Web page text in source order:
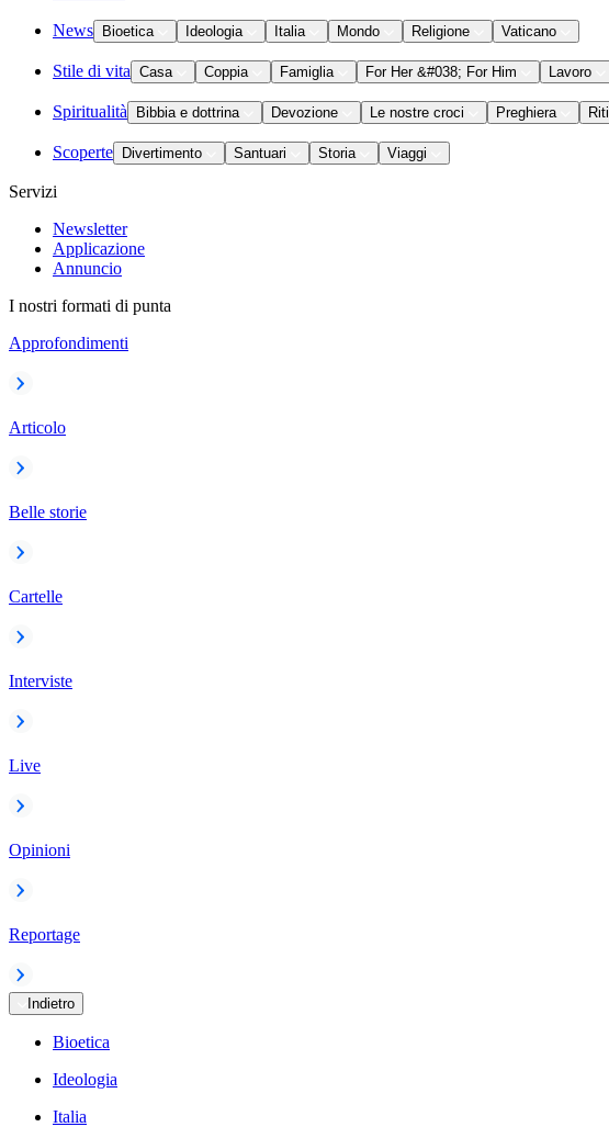
News Bioetica Ideologia Italia Mondo Religione Vaticano
Stile di vita Casa Coppia Famiglia For Her &#038; For Him Lavoro
Spiritualità Bibbia e dottrina Devozione Le nostre croci Preghiera Riti
Scoperte Divertimento Santuari Storia Viaggi
Servizi
Newsletter
Applicazione
Annuncio
I nostri formati di punta
Approfondimenti
Articolo
Belle storie
Cartelle
Interviste
Live
Opinioni
Reportage
Indietro
Bioetica
Ideologia
Italia